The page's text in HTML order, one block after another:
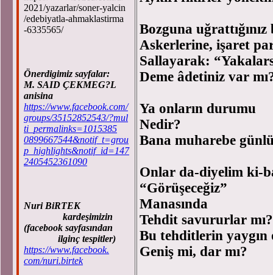
2021/yazarlar/soner-yalcin
/edebiyatla-ahmaklastirma
-6335565/
Önerdigimiz sayfalar:
M. SAID ÇEKMEG?L
anisina
https://www.facebook.com/
groups/35152852543/?mul
ti_permalinks=1015385
0899667544&notif_t=grou
p_highlights&notif_id=147
2405452361090
Nuri BiRTEK
kardeşimizin
(facebook sayfasından
ilginç tespitler)
https://www.facebook.
com/nuri.birtek
Bozguna
Askerlerine, işaret
Sallayarak:
Deme âdetiniz var
Ya onların durumu
Nedir?
Bana muharebe
Onlar da-diyelim ki-
“Görüşeceğiz”
Manasında
Tehdit savururlar mı?
Bu tehditlerin
Geniş mi, dar mı?